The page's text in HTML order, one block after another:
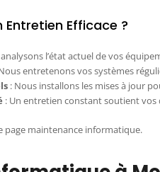
Efficace ?
l’état actuel de vos
entretenons vos systèmes
: Nous installons les mises à jour
: Un entretien constant soutient vos
page maintenance informatique.